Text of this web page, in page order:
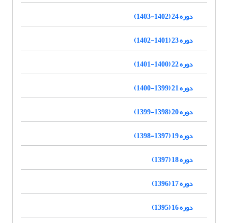
دوره 24 (1402-1403)
دوره 23 (1401-1402)
دوره 22 (1400-1401)
دوره 21 (1399-1400)
دوره 20 (1398-1399)
دوره 19 (1397-1398)
دوره 18 (1397)
دوره 17 (1396)
دوره 16 (1395)